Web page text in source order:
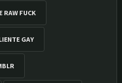
RAW FUCK
GAY